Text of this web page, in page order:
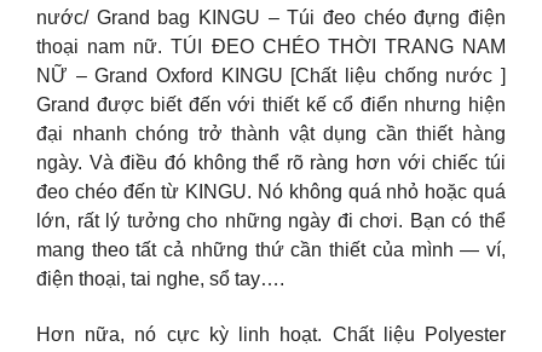
nước/ Grand bag KINGU – Túi đeo chéo đựng điện
thoại nam nữ. TÚI ĐEO CHÉO THỜI TRANG NAM
NỮ – Grand Oxford KINGU [Chất liệu chống nước ]
Grand được biết đến với thiết kế cổ điển nhưng hiện
đại nhanh chóng trở thành vật dụng cần thiết hàng
ngày. Và điều đó không thể rõ ràng hơn với chiếc túi
đeo chéo đến từ KINGU. Nó không quá nhỏ hoặc quá
lớn, rất lý tưởng cho những ngày đi chơi. Bạn có thể
mang theo tất cả những thứ cần thiết của mình — ví,
điện thoại, tai nghe, sổ tay….
Hơn nữa, nó cực kỳ linh hoạt. Chất liệu Polyester